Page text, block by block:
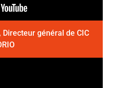
général de CIC